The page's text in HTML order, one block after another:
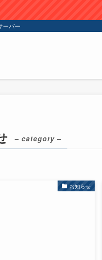
ーバー
– category –
お知らせ